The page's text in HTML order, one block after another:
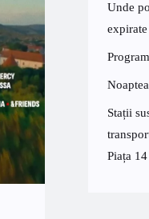
Unde
Stații
Piața